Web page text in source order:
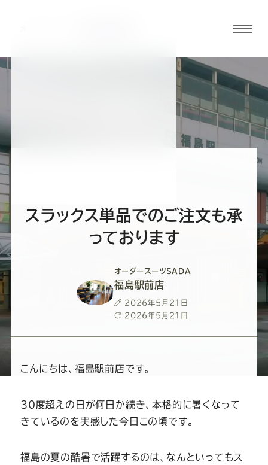
ニュ
ーボ
タン
ー
ツ
SADA
ダ
ス
ー
ツ
SADA
ー
ダ
ー
ス
ー
ツ
SADA
ダ
ー
ス
ー
ツ
SADA
ー
ダ
ー
ス
ー
SADA
スラックス単品でのご注文も承
っております
オーダースーツSADA
福島駅前店
投
稿
2026年5月21日
最
日
2026年5月21日
こんにちは、福島駅前店です。
30度超えの日が何日か続き、本格的に暑くなって
きているのを実感した今日この頃です。
福島の夏の酷暑で活躍するのは、なんといってもス